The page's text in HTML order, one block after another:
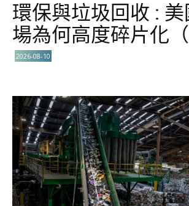
環保與垃圾回收 :
場為何高度碎片化（
2026-08-10